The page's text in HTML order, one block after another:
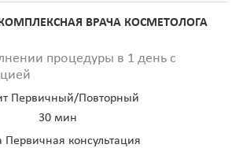
ВРАЧА КОСМЕТОЛОГА
процедуры в 1 день с
Первичный/Повторный
30 мин
Первичная консультация